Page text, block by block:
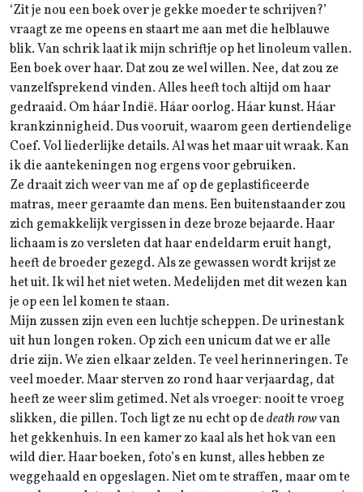
‘Zit je nou een boek over je gekke moeder te schrijven?’
vraagt ze me opeens en staart me aan met die helblauwe
blik. Van schrik laat ik mijn schriftje op het linoleum vallen.
Een boek over haar. Dat zou ze wel willen. Nee, dat zou ze
vanzelfsprekend vinden. Alles heeft toch altijd om haar
gedraaid. Om háar Indië. Háar oorlog. Háar kunst. Háar
krankzinnigheid. Dus vooruit, waarom geen dertiendelige
Coef. Vol liederlijke details. Al was het maar uit wraak. Kan
ik die aantekeningen nog ergens voor gebruiken.
Ze draait zich weer van me af op de geplastificeerde
matras, meer geraamte dan mens. Een buitenstaander zou
zich gemakkelijk vergissen in deze broze bejaarde. Haar
lichaam is zo versleten dat haar endeldarm eruit hangt,
heeft de broeder gezegd. Als ze gewassen wordt krijst ze
het uit. Ik wil het niet weten. Medelijden met dit wezen kan
je op een lel komen te staan.
Mijn zussen zijn even een luchtje scheppen. De urinestank
uit hun longen roken. Op zich een unicum dat we er alle
drie zijn. We zien elkaar zelden. Te veel herinneringen. Te
veel moeder. Maar sterven zo rond haar verjaardag, dat
heeft ze weer slim getimed. Net als vroeger: nooit te vroeg
slikken, die pillen. Toch ligt ze nu echt op dedeath rowvan
het gekkenhuis. In een kamer zo kaal als het hok van een
wild dier. Haar boeken, foto’s en kunst, alles hebben ze
weggehaald en opgeslagen. Niet om te straffen, maar om te